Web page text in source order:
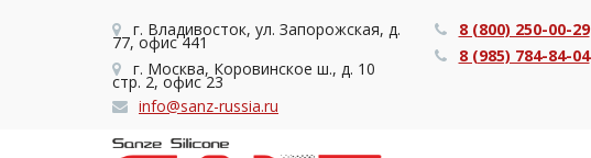
г. Владивосток, ул. Запорожская, д.
77, офис 441
г. Москва, Коровинское ш., д. 10
стр. 2, офис 23
info@sanz-russia.ru
8 (800) 250-00-29
8 (985) 784-84-04